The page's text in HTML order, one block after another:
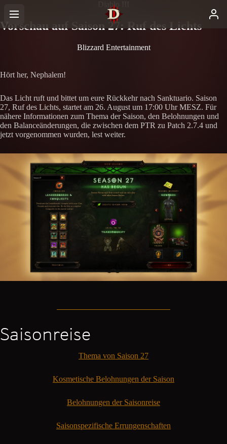
Diablo III
Vorschau auf Saison 27: Ruf des Lichts
Blizzard Entertainment
Hört her, Nephalem!
Das Licht ruft und bittet um eure Rückkehr nach Sanktuario. Saison
27, Ruf des Lichts, startet am 26. August um 17:00 Uhr MESZ. Für
nähere Informationen zum Thema der Saison, den Belohnungen und
den Balanceänderungen, die zwischen dem PTR zu Patch 2.7.4 und
jetzt vorgenommen wurden, lest weiter.
Saisonreise
Thema von Saison 27
Kosmetische Belohnungen der Saison
Belohnungen der Saisonreise
Saisonspezifische Errungenschaften